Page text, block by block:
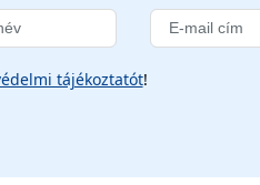
tájékoztatót!